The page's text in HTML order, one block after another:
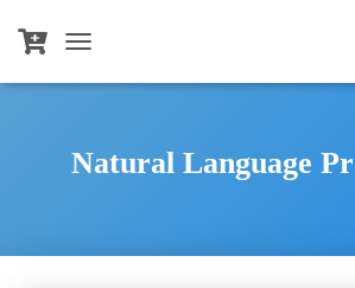
TOGGLE
NAVIGATION
Natural Language